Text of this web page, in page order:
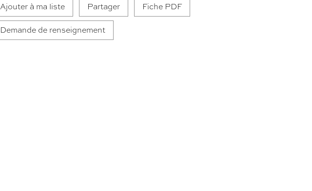
Ajouter à ma liste Partager Fiche PDF
Demande de renseignement